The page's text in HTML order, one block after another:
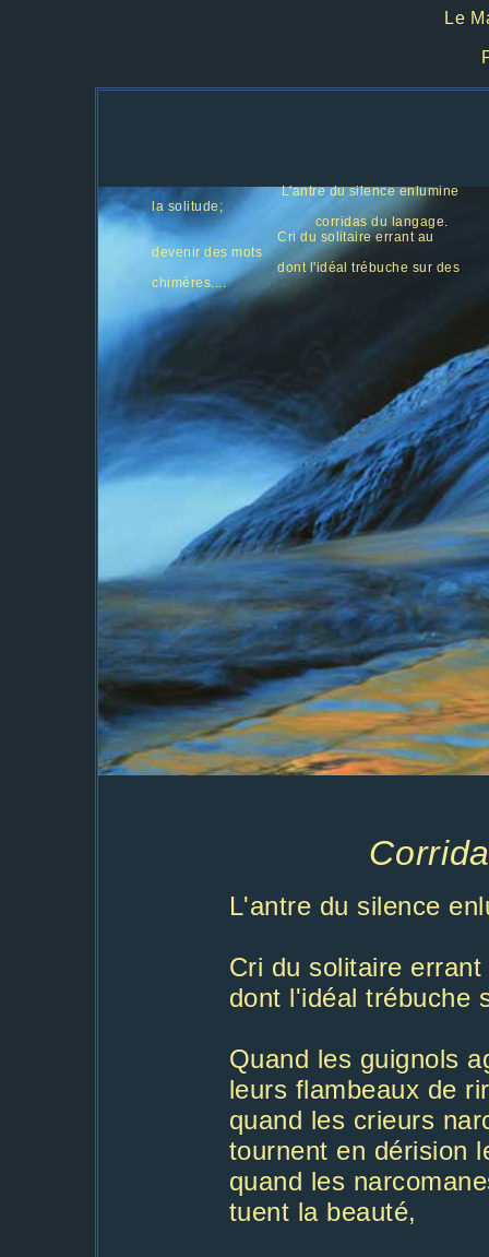
Le
L'antre du silence enlumine
la solitude;
corridas du langage.
Cri du solitaire errant au
devenir des mots
dont l'idéal trébuche sur des
chimères....
L'antre du silence
Cri du solitaire
dont l'idéal trébuche
Quand les guignols
leurs flambeaux de
quand les crieurs
tournent en dérision
quand les
tuent la beauté,